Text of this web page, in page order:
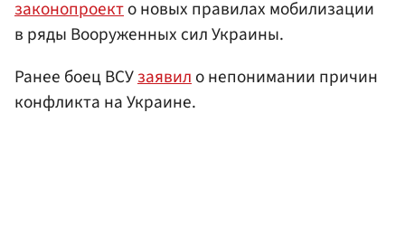
законопроекто новых правилах мобилизации
в ряды Вооруженных сил Украины.
Ранее боец ВСУзаявило непонимании причин
конфликта на Украине.